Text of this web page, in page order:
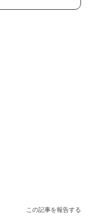
この記事を報告する